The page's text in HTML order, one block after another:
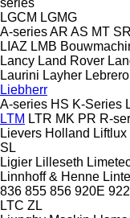
LGCM LGMG
A-seriesAR AS MT SR
LIAZ LMB
Lancy Land Rover
Laurini Layher Lebrero
Liebherr
A-series HS K-Series
LTM LTR MK PR R-
Lievers Holland Liftlux
SL
Ligier Lilleseth
Linnhoff & Henne
836 855 856 920E 922
LTC ZL